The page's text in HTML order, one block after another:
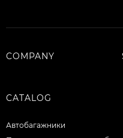
COMPANY
CATALOG
Автобагажники